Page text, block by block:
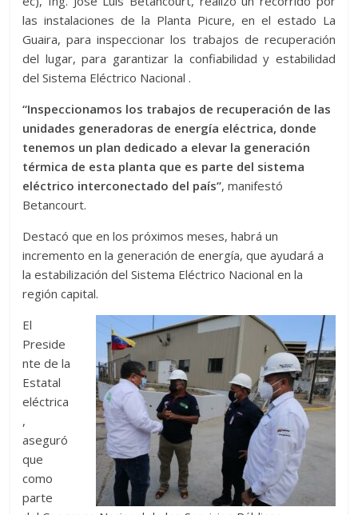
las instalaciones de la Planta Picure, en el estado La
Guaira, para inspeccionar los trabajos de recuperación
del lugar, para garantizar la confiabilidad y estabilidad
del Sistema Eléctrico Nacional .
“Inspeccionamos los trabajos de recuperación de las
unidades generadoras de energía eléctrica, donde
tenemos un plan dedicado a elevar la generación
térmica de esta planta que es parte del sistema
eléctrico interconectado del país”, manifestó
Betancourt.
Destacó que en los próximos meses, habrá un
incremento en la generación de energía, que ayudará a
la estabilización del Sistema Eléctrico Nacional en la
región capital.
El
Preside
nte de la
Estatal
eléctrica
,
aseguró
que
como
parte